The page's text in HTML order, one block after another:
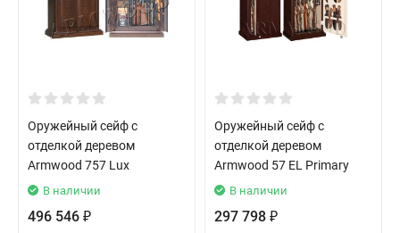
Оружейный сейф с
отделкой деревом
Armwood 757 Lux
В наличии
496 546 ₽
Оружейный сейф с
отделкой деревом
Armwood 57 EL Primary
В наличии
297 798 ₽